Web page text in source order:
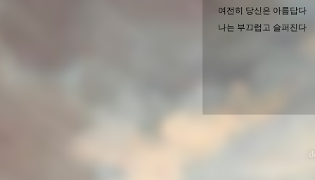
여전히 당신은 아름답다
나는 부끄럽고 슬퍼진다